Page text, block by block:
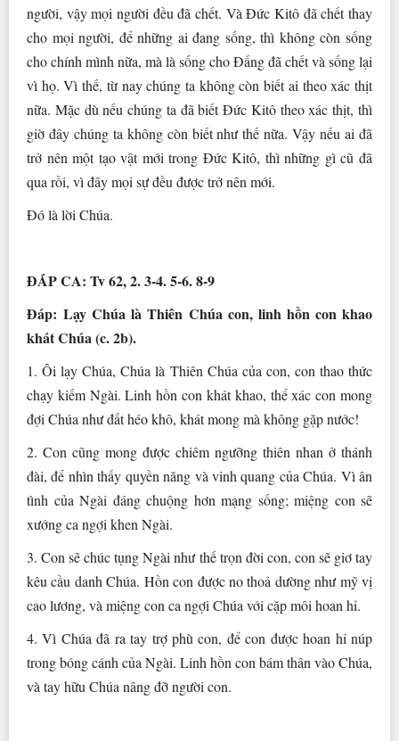
người, vậy mọi người đều đã chết. Và Ðức Kitô đã chết thay
cho mọi người, để những ai đang sống, thì không còn sống
cho chính mình nữa, mà là sống cho Ðấng đã chết và sống lại
vì họ. Vì thế, từ nay chúng ta không còn biết ai theo xác thịt
nữa. Mặc dù nếu chúng ta đã biết Ðức Kitô theo xác thịt, thì
giờ đây chúng ta không còn biết như thế nữa. Vậy nếu ai đã
trở nên một tạo vật mới trong Ðức Kitô, thì những gì cũ đã
qua rồi, vì đây mọi sự đều được trở nên mới.
Ðó là lời Chúa.
ÐÁP CA: Tv 62, 2. 3-4. 5-6. 8-9
Ðáp: Lạy Chúa là Thiên Chúa con, linh hồn con khao
khát Chúa (c. 2b).
1. Ôi lạy Chúa, Chúa là Thiên Chúa của con, con thao thức
chạy kiếm Ngài. Linh hồn con khát khao, thể xác con mong
đợi Chúa như đất héo khô, khát mong mà không gặp nước!
2. Con cũng mong được chiêm ngưỡng thiên nhan ở thánh
đài, để nhìn thấy quyền năng và vinh quang của Chúa. Vì ân
tình của Ngài đáng chuộng hơn mạng sống; miệng con sẽ
xướng ca ngợi khen Ngài.
3. Con sẽ chúc tụng Ngài như thế trọn đời con, con sẽ giơ tay
kêu cầu danh Chúa. Hồn con được no thoả dường như mỹ vị
cao lương, và miệng con ca ngợi Chúa với cặp môi hoan hỉ.
4. Vì Chúa đã ra tay trợ phù con, để con được hoan hỉ núp
trong bóng cánh của Ngài. Linh hồn con bám thân vào Chúa,
và tay hữu Chúa nâng đỡ người con.